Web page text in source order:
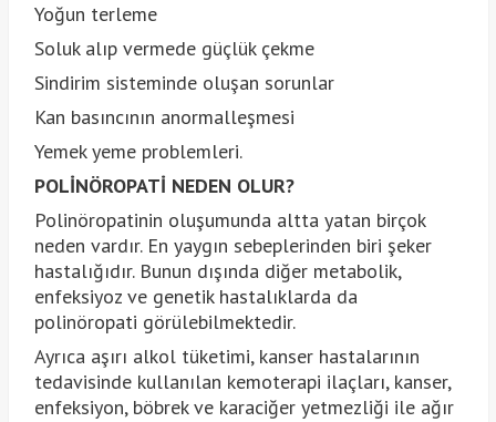
Yoğun terleme
Soluk alıp vermede güçlük çekme
Sindirim sisteminde oluşan sorunlar
Kan basıncının anormalleşmesi
Yemek yeme problemleri.
POLİNÖROPATİ NEDEN OLUR?
Polinöropatinin oluşumunda altta yatan birçok
neden vardır. En yaygın sebeplerinden biri şeker
hastalığıdır. Bunun dışında diğer metabolik,
enfeksiyoz ve genetik hastalıklarda da
polinöropati görülebilmektedir.
Ayrıca aşırı alkol tüketimi, kanser hastalarının
tedavisinde kullanılan kemoterapi ilaçları, kanser,
enfeksiyon, böbrek ve karaciğer yetmezliği ile ağır